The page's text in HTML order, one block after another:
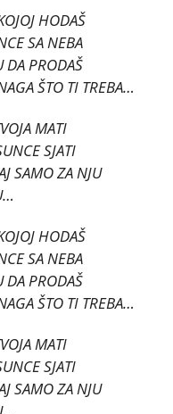
HODAŠ
SA NEBA
DA PRODAŠ
ŠTO TI TREBA…
MATI
SJATI
SAMO ZA NJU
HODAŠ
SA NEBA
DA PRODAŠ
ŠTO TI TREBA…
MATI
SJATI
SAMO ZA NJU